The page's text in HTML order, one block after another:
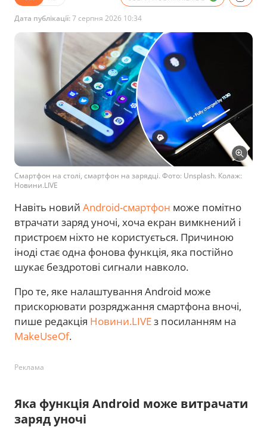
Дата публікації:7 серпня 2026 10:34
Смартфон на столі, смартфон на зарядці. Фото: Unsplash. Колаж:
Новини.LIVE
Навіть новий Android-смартфон може помітно
втрачати заряд уночі, хоча екран вимкнений і
пристроєм ніхто не користується. Причиною
іноді стає одна фонова функція, яка постійно
шукає бездротові сигнали навколо.
Про те, яке налаштування Android може
прискорювати розряджання смартфона вночі,
пише редакція Новини.LIVEз посиланням на
MakeUseOf.
Реклама
Яка функція Android може витрачати
заряд уночі